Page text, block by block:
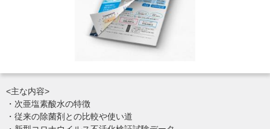
<主な内容>
・次亜塩素酸水の特徴
・従来の除菌剤との比較や使い道